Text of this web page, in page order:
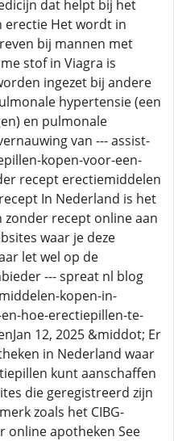
dat helpt bij het
erectie Het wordt in
bij mannen met
stof in Viagra is
ingezet bij andere
hypertensie (een
en pulmonale
van --- assist-
kopen-voor-een-
recept erectiemiddelen
In Nederland is het
recept online aan
waar je deze
let wel op de
--- spreat nl blog
kopen-in-
hoe-erectiepillen-te-
12, 2025 &middot; Er
in Nederland waar
kunt aanschaffen
die geregistreerd zijn
zoals het CIBG-
online apotheken See